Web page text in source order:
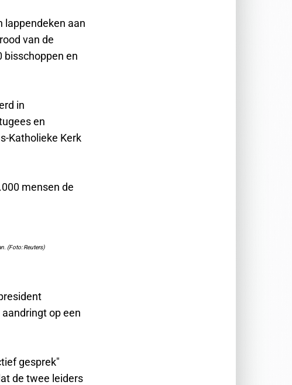
lappendeken aan
van de
bisschoppen en
in
en
Katholieke Kerk
mensen de
(Foto: Reuters)
op een
gesprek"
de twee leiders